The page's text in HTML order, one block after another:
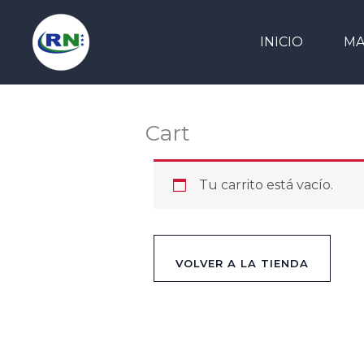
contenido
INICIO
Cart
Tu carrito está vacío.
VOLVER A LA TIENDA